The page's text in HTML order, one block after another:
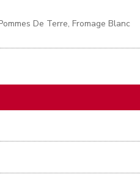
De Terre, Fromage Blanc